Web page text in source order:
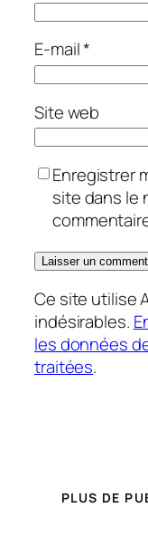
E-mail*
Site web
Enregistrer
site dans le
Ce site utilise
indésirables.
les données
traitées.
PLUS DE